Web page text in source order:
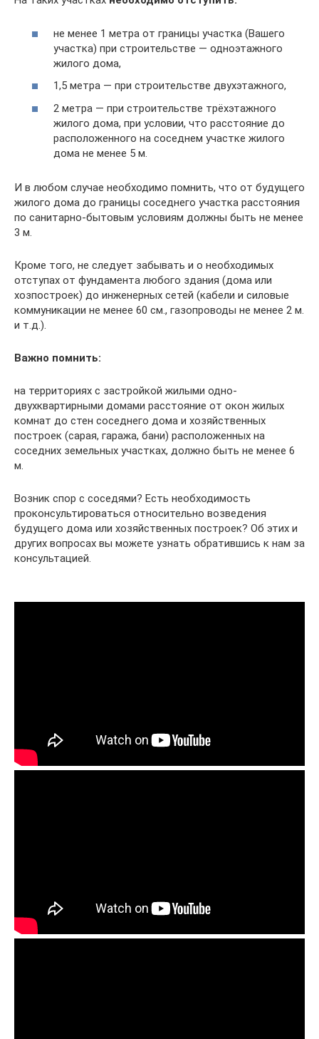
не менее 1 метра от границы участка (Вашего
участка) при строительстве — одноэтажного
жилого дома,
1,5 метра — при строительстве двухэтажного,
2 метра — при строительстве трёхэтажного
жилого дома, при условии, что расстояние до
расположенного на соседнем участке жилого
дома не менее 5 м.
И в любом случае необходимо помнить, что от будущего
жилого дома до границы соседнего участка расстояния
по санитарно-бытовым условиям должны быть не менее
3 м.
Кроме того, не следует забывать и о необходимых
отступах от фундамента любого здания (дома или
хозпостроек) до инженерных сетей (кабели и силовые
коммуникации не менее 60 см., газопроводы не менее 2 м.
и т.д.).
Важно помнить:
на территориях с застройкой жилыми одно-
двухквартирными домами расстояние от окон жилых
комнат до стен соседнего дома и хозяйственных
построек (сарая, гаража, бани) расположенных на
соседних земельных участках, должно быть не менее 6
м.
Возник спор с соседями? Есть необходимость
проконсультироваться относительно возведения
будущего дома или хозяйственных построек? Об этих и
других вопросах вы можете узнать обратившись к нам за
консультацией.